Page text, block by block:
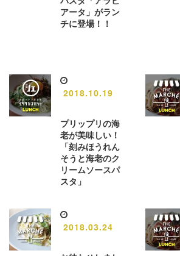
アータ」がラン
チに登場！！
2018.10.19
プリップリの海
老が美味しい！
「刻みほうれん
そうと海老のク
リームソースパ
スタ」
2018.03.24